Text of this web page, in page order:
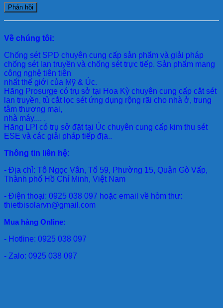
Về chúng tôi:
Chống sét SPD chuyên cung cấp sản phẩm và giải pháp
chống sét lan truyền và chống sét trực tiếp. Sản phẩm mang
công nghệ tiên tiên
nhất thế giới của Mỹ & Úc.
Hãng Prosurge có trụ sở tại Hoa Kỳ chuyên cung cấp cắt sét
lan truyền, tủ cắt lọc sét ứng dụng rộng rãi cho nhà ở, trung
tâm thương mại,
nhà máy.... .
Hãng LPI có trụ sở đặt tại Úc chuyên cung cấp kim thu sét
ESE và các giải pháp tiếp địa..
Thông tin liên hệ:
- Địa chỉ: Tô Ngọc Vân, Tổ 59, Phường 15, Quận Gò Vấp,
Thành phố Hồ Chí Minh, Việt Nam
- Điện thoại: 0925 038 097 hoặc email về hòm thư:
thietbisolarvn@gmail.com
Mua hàng Online:
- Hotline: 0925 038 097
- Zalo: 0925 038 097